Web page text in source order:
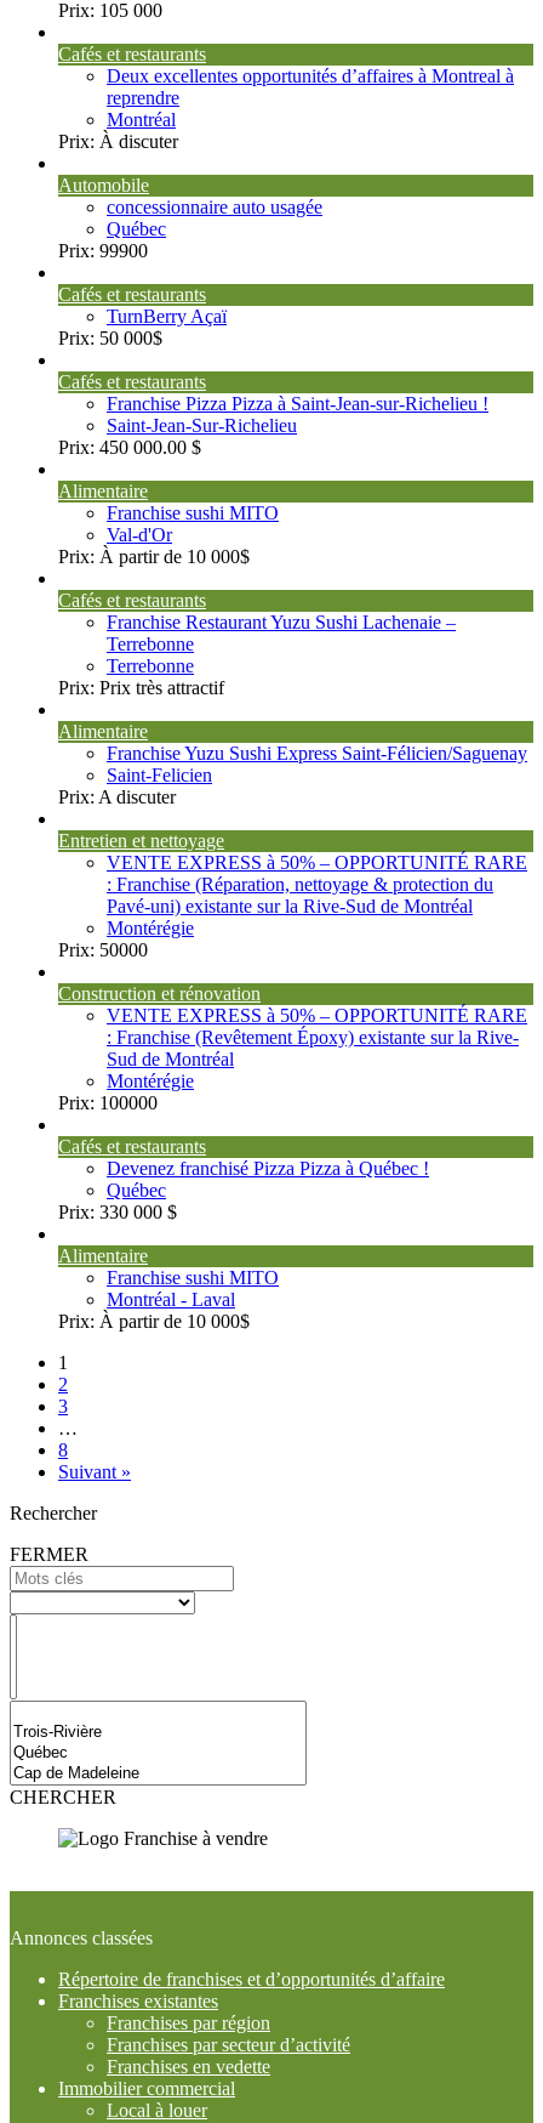
Prix: 105 000
Cafés et restaurants
Deux excellentes opportunités d’affaires à Montreal à
reprendre
Montréal
Prix: À discuter
Automobile
concessionnaire auto usagée
Québec
Prix: 99900
Cafés et restaurants
TurnBerry Açaï
Prix: 50 000$
Cafés et restaurants
Franchise Pizza Pizza à Saint-Jean-sur-Richelieu !
Saint-Jean-Sur-Richelieu
Prix: 450 000.00 $
Alimentaire
Franchise sushi MITO
Val-d'Or
Prix: À partir de 10 000$
Cafés et restaurants
Franchise Restaurant Yuzu Sushi Lachenaie –
Terrebonne
Terrebonne
Prix: Prix très attractif
Alimentaire
Franchise Yuzu Sushi Express Saint-Félicien/Saguenay
Saint-Felicien
Prix: A discuter
Entretien et nettoyage
VENTE EXPRESS à 50% – OPPORTUNITÉ RARE
: Franchise (Réparation, nettoyage & protection du
Pavé-uni) existante sur la Rive-Sud de Montréal
Montérégie
Prix: 50000
Construction et rénovation
VENTE EXPRESS à 50% – OPPORTUNITÉ RARE
: Franchise (Revêtement Époxy) existante sur la Rive-
Sud de Montréal
Montérégie
Prix: 100000
Cafés et restaurants
Devenez franchisé Pizza Pizza à Québec !
Québec
Prix: 330 000 $
Alimentaire
Franchise sushi MITO
Montréal - Laval
Prix: À partir de 10 000$
1
2
3
…
8
Suivant »
Rechercher
FERMER
CHERCHER
Annonces classées
Répertoire de franchises et d’opportunités d’affaire
Franchises existantes
Franchises par région
Franchises par secteur d’activité
Franchises en vedette
Immobilier commercial
Local à louer